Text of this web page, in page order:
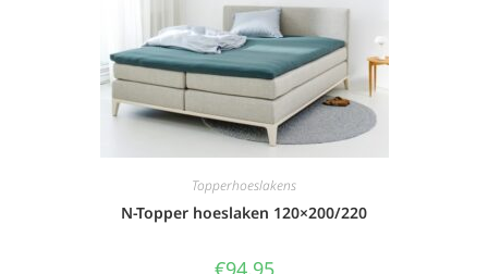
Topperhoeslakens
N-Topper hoeslaken 120×200/220
€94,95